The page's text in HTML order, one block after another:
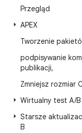
Przegląd
APEX
Tworzenie
podpisywanie
publikacji,
Zmniejsz rozmiar
Wirtualny test A/B
Starsze
B